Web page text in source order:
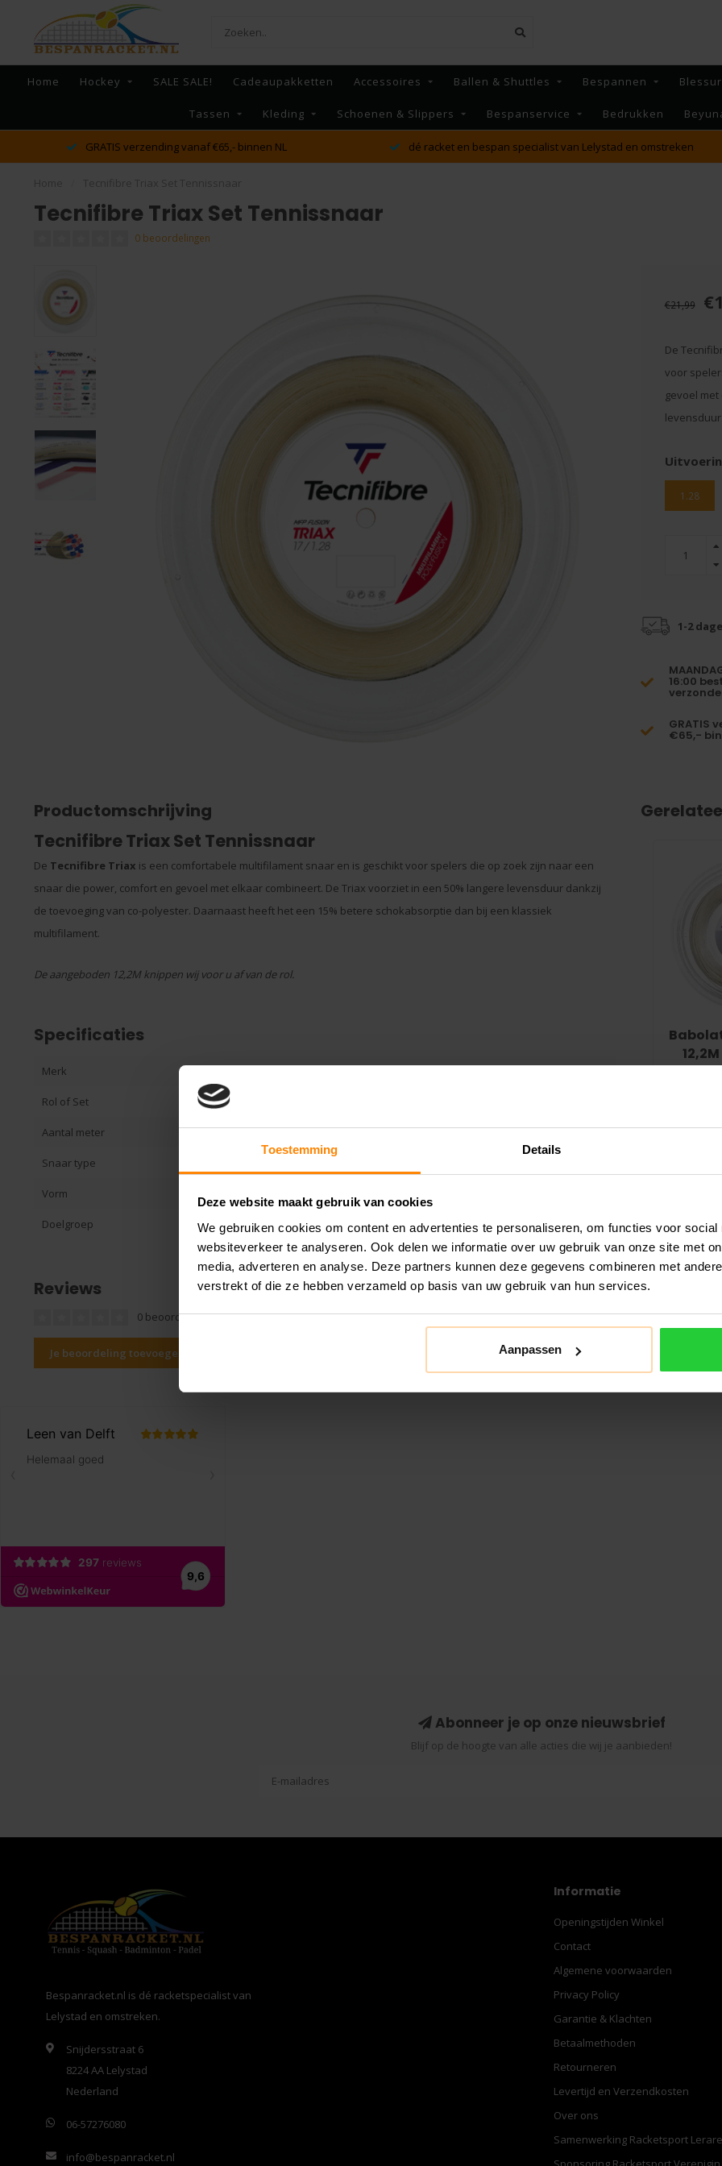
Toestemming Details
Deze website maakt gebruik van cookies
We gebruiken cookies om content en advertenties te personaliseren, om functies voor social
websiteverkeer te analyseren. Ook delen we informatie over uw gebruik van onze site met
media, adverteren en analyse. Deze partners kunnen deze gegevens combineren met
verstrekt of die ze hebben verzameld op basis van uw gebruik van hun services.
Aanpassen
Home Hockey SALE SALE! Cadeaupakketten Accessoires Ballen & Shuttles Bespannen
Tassen Kleding Schoenen & Slippers Bespanservice Bedrukken
dé racket en bespan specialist van Lelystad en omstreken
MAANDAG t/m VRIJDAG voor 16:00 besteld, Dezelfde dag
verzonden!*
Tecnifibre Triax Set Tennissnaar
0 beoordelingen
€21,99
De
voor
gevoel
1.28
1-2
16:00
GRATIS
€65,-
Productomschrijving
Tecnifibre Triax Set Tennissnaar
De Tecnifibre Triax is een comfortabele multifilament snaar en is geschikt voor spelers die op zoek zijn naar een
snaar die power, comfort en gevoel met elkaar combineert. De Triax voorziet in een 50% langere levensduur dankzij
de toevoeging van co-polyester. Daarnaast heeft het een 15% betere schokabsorptie dan bij een klassiek
multifilament.
De aangeboden 12,2M knippen wij voor u af van de rol.
Specificaties
Merk
Rol of Set
Aantal meter 12,2 (knippen wij voor u af van de rol)
Snaar type
Vorm
Doelgroep Alle spelers, Spelers met een tennisarm, Arm/schouder blessure
Reviews
0 beoordelingen
Je beoordeling toevoegen
Abonneer je op onze nieuwsbrief
Blijf op de hoogte van alle acties die wij je aanbieden!
Bespanracket.nl is dé racketspecialist van
Lelystad en omstreken.
Snijdersstraat 6
8224 AA Lelystad
Nederland
06-57276080
info@bespanracket.nl
Informatie
Openingstijden Winkel
Contact
Algemene voorwaarden
Privacy Policy
Garantie & Klachten
Betaalmethoden
Retourneren
Levertijd en Verzendkosten
Over ons
Samenwerking Racketsport